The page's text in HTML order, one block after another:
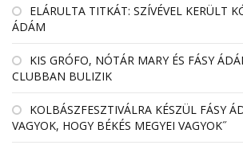
EL­ÁRULTA TIT­KÁT: SZÍ­VÉ­VEL KE­RÜLT
ÁDÁM
KIS GRÓFO, NÓTÁR MARY ÉS FÁSY
CLUBBAN BULIZIK
KOLBÁSZFESZTIVÁLRA KÉSZÜL FÁSY
VAGYOK, HOGY BÉKÉS MEGYEI VAGYOK˝